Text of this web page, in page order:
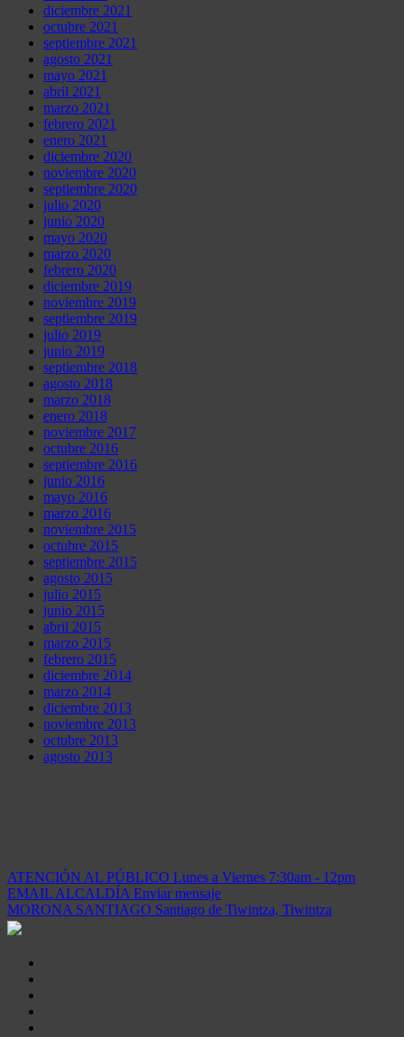
diciembre 2021
octubre 2021
septiembre 2021
agosto 2021
mayo 2021
abril 2021
marzo 2021
febrero 2021
enero 2021
diciembre 2020
noviembre 2020
septiembre 2020
julio 2020
junio 2020
mayo 2020
marzo 2020
febrero 2020
diciembre 2019
noviembre 2019
septiembre 2019
julio 2019
junio 2019
septiembre 2018
agosto 2018
marzo 2018
enero 2018
noviembre 2017
octubre 2016
septiembre 2016
junio 2016
mayo 2016
marzo 2016
noviembre 2015
octubre 2015
septiembre 2015
agosto 2015
julio 2015
junio 2015
abril 2015
marzo 2015
febrero 2015
diciembre 2014
marzo 2014
diciembre 2013
noviembre 2013
octubre 2013
agosto 2013
ATENCIÓN AL PÚBLICO Lunes a Viernes 7:30am - 12pm
EMAIL ALCALDÍA Enviar mensaje
MORONA SANTIAGO Santiago de Tiwintza, Tiwintza